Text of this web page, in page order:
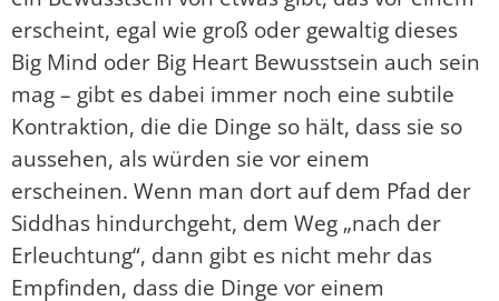
erscheint, egal wie groß oder gewaltig dieses
Big Mind oder Big Heart Bewusstsein auch sein
mag – gibt es dabei immer noch eine subtile
Kontraktion, die die Dinge so hält, dass sie so
aussehen, als würden sie vor einem
erscheinen. Wenn man dort auf dem Pfad der
Siddhas hindurchgeht, dem Weg „nach der
Erleuchtung“, dann gibt es nicht mehr das
Empfinden, dass die Dinge vor einem